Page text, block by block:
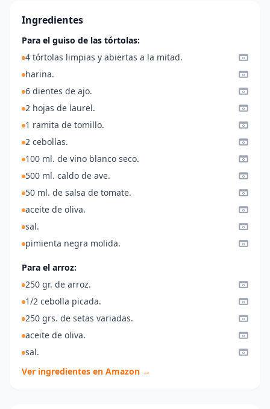
Ingredientes
Para el guiso de las tórtolas:
4 tórtolas limpias y abiertas a la mitad.
harina.
6 dientes de ajo.
2 hojas de laurel.
1 ramita de tomillo.
2 cebollas.
100 ml. de vino blanco seco.
500 ml. caldo de ave.
50 ml. de salsa de tomate.
aceite de oliva.
sal.
pimienta negra molida.
Para el arroz:
250 gr. de arroz.
1/2 cebolla picada.
250 grs. de setas variadas.
aceite de oliva.
sal.
Ver ingredientes en Amazon →